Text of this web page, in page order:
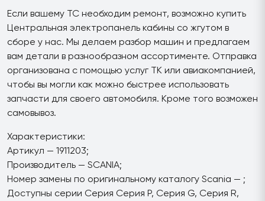
Если вашему ТС необходим ремонт, возможно купить
Центральная электропанель кабины со жгутом в
сборе у нас. Мы делаем разбор машин и предлагаем
вам детали в разнообразном ассортименте. Отправка
организована с помощью услуг ТК или авиакомпанией,
чтобы вы могли как можно быстрее использовать
запчасти для своего автомобиля. Кроме того возможен
самовывоз.
Характеристики:
Артикул — 1911203;
Производитель — SCANIA;
Номер замены по оригинальному каталогу Scania — ;
Доступны серии Серия Серия P, Серия G, Серия R,